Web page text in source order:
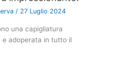
/ 27 Luglio 2024
una capigliatura
adoperata in tutto il